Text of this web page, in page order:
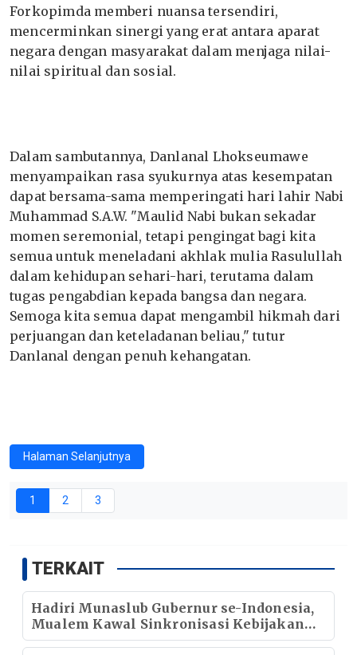
Forkopimda memberi nuansa tersendiri,
mencerminkan sinergi yang erat antara aparat
negara dengan masyarakat dalam menjaga nilai-
nilai spiritual dan sosial.
Dalam sambutannya, Danlanal Lhokseumawe
menyampaikan rasa syukurnya atas kesempatan
dapat bersama-sama memperingati hari lahir Nabi
Muhammad S.A.W. "Maulid Nabi bukan sekadar
momen seremonial, tetapi pengingat bagi kita
semua untuk meneladani akhlak mulia Rasulullah
dalam kehidupan sehari-hari, terutama dalam
tugas pengabdian kepada bangsa dan negara.
Semoga kita semua dapat mengambil hikmah dari
perjuangan dan keteladanan beliau," tutur
Danlanal dengan penuh kehangatan.
Halaman Selanjutnya
1 2 3
TERKAIT
Hadiri Munaslub Gubernur se-Indonesia,
Mualem Kawal Sinkronisasi Kebijakan
Strategis Nasional